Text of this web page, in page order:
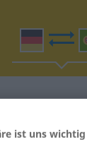
ist uns wichtig